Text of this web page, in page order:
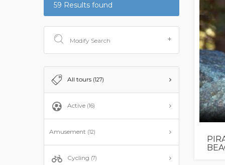
59 Results found
Modify Search
All tours (127)
Active (16)
Amusement (12)
Cycling (7)